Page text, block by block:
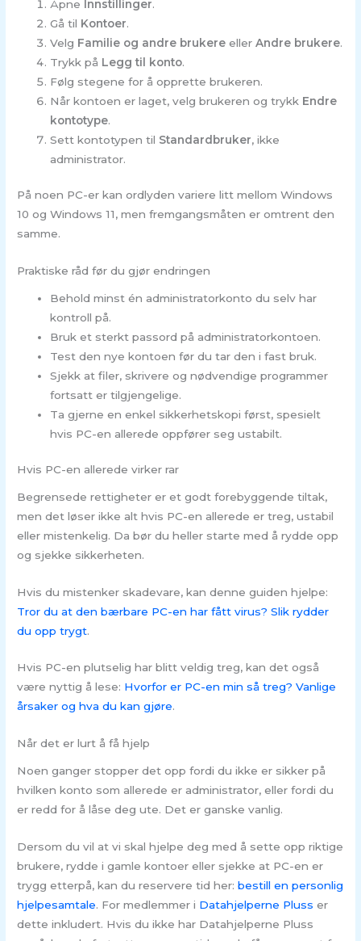
Åpne Innstillinger.
Gå til Kontoer.
Velg Familie og andre brukere ellerAndre brukere.
Trykk på Legg til konto.
Følg stegene for å opprette brukeren.
Når kontoen er laget, velg brukeren og trykk Endre
kontotype.
Sett kontotypen til Standardbruker, ikke
administrator.
På noen PC-er kan ordlyden variere litt mellom Windows
10 og Windows 11, men fremgangsmåten er omtrent den
samme.
Praktiske råd før du gjør endringen
Behold minst én administratorkonto du selv har
kontroll på.
Bruk et sterkt passord på administratorkontoen.
Test den nye kontoen før du tar den i fast bruk.
Sjekk at filer, skrivere og nødvendige programmer
fortsatt er tilgjengelige.
Ta gjerne en enkel sikkerhetskopi først, spesielt
hvis PC-en allerede oppfører seg ustabilt.
Hvis PC-en allerede virker rar
Begrensede rettigheter er et godt forebyggende tiltak,
men det løser ikke alt hvis PC-en allerede er treg, ustabil
eller mistenkelig. Da bør du heller starte med å rydde opp
og sjekke sikkerheten.
Hvis du mistenker skadevare, kan denne guiden hjelpe:
Tror du at den bærbare PC-en har fått virus? Slik rydder
du opp trygt.
Hvis PC-en plutselig har blitt veldig treg, kan det også
være nyttig å lese: Hvorfor er PC-en min så treg? Vanlige
årsaker og hva du kan gjøre.
Når det er lurt å få hjelp
Noen ganger stopper det opp fordi du ikke er sikker på
hvilken konto som allerede er administrator, eller fordi du
er redd for å låse deg ute. Det er ganske vanlig.
Dersom du vil at vi skal hjelpe deg med å sette opp riktige
brukere, rydde i gamle kontoer eller sjekke at PC-en er
trygg etterpå, kan du reservere tid her:bestill en personlig
hjelpesamtale. For medlemmer i Datahjelperne Pluss er
dette inkludert. Hvis du ikke har Datahjelperne Pluss